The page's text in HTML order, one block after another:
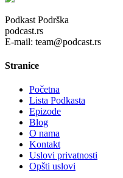
Podkast Podrška
podcast.rs
E-mail: team@podcast.rs
Stranice
Početna
Lista Podkasta
Epizode
Blog
O nama
Kontakt
Uslovi privatnosti
Opšti uslovi